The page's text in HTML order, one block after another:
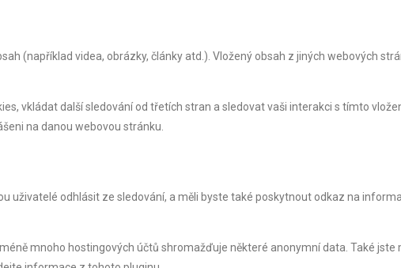
(například videa, obrázky, články atd.). Vložený obsah z jiných webových
vkládat další sledování od třetích stran a sledovat vaši interakci s tímto
na danou webovou stránku.
uživatelé odhlásit ze sledování, a měli byste také poskytnout odkaz na
mnoho hostingových účtů shromažďuje některé anonymní data. Také jste